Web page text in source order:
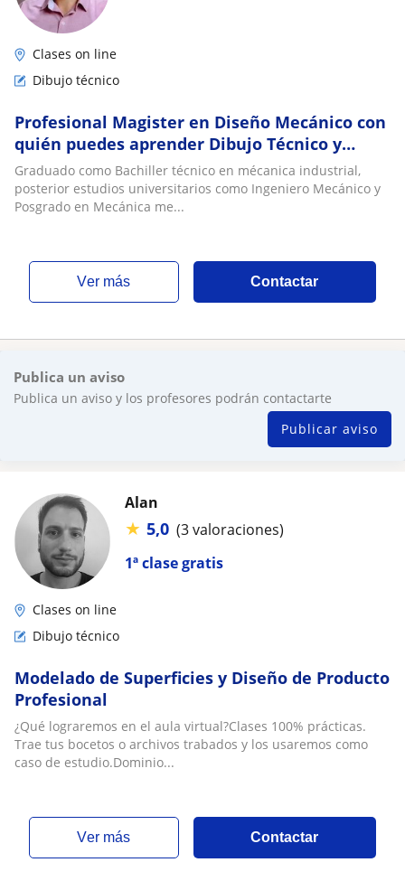
Clases on line
Dibujo técnico
Profesional Magister en Diseño Mecánico con
quién puedes aprender Dibujo Técnico y
Matemática
Graduado como Bachiller técnico en mécanica industrial,
posterior estudios universitarios como Ingeniero Mecánico y
Posgrado en Mecánica me...
ver más Contactar
Publica un aviso
Publica un aviso y los profesores podrán contactarte
Publicar aviso
1ª clase gratis
Alan
★ 5,0 (3 valoraciones)
Clases on line
Dibujo técnico
Modelado de Superficies y Diseño de Producto
Profesional
¿Qué lograremos en el aula virtual?Clases 100% prácticas.
Trae tus bocetos o archivos trabados y los usaremos como
caso de estudio.Dominio...
ver más Contactar